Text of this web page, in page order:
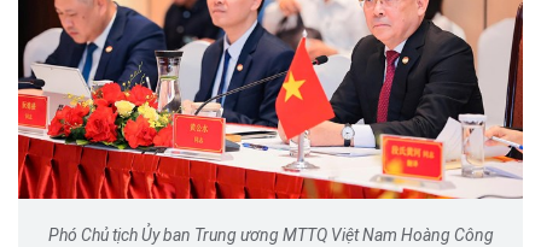
Phó Chủ tịch Ủy ban Trung ương MTTQ Việt Nam Hoàng Công